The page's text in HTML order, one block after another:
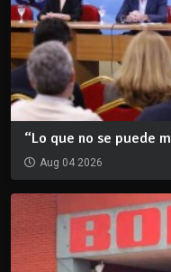
“Lo que no se puede
Aug 04 2026